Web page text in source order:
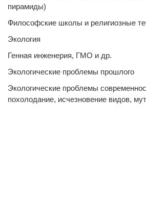
пирамиды)
Философские школы и религиозные
Экология
Генная инженерия, ГМО и др.
Экологические проблемы прошлого
Экологические проблемы
похолодание, исчезновение видов,